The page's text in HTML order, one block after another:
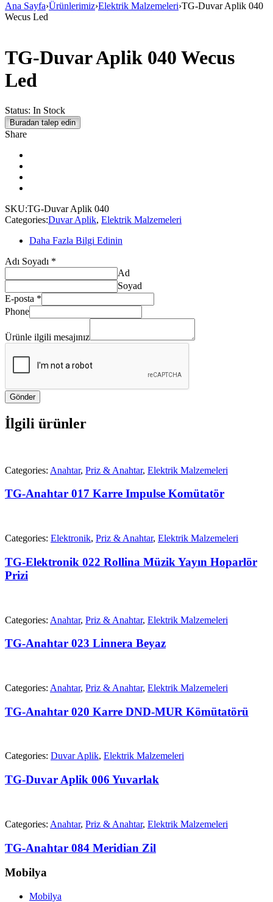
Ana Sayfa›Ürünlerimiz›Elektrik Malzemeleri›TG-Duvar Aplik 040
Wecus Led
TG-Duvar Aplik 040 Wecus
Led
Status: In Stock
Buradan talep edin
Share
SKU:TG-Duvar Aplik 040
Categories:Duvar Aplik, Elektrik Malzemeleri
Daha Fazla Bilgi Edinin
Ürünle
posta
mesajınız
Adı Soyadı *
Ad
Soyad
E-posta *
Phone
Ürünle ilgili mesajınız
Gönder
İlgili ürünler
Categories: Anahtar, Priz & Anahtar, Elektrik Malzemeleri
TG-Anahtar 017 Karre Impulse Komütatör
Categories: Elektronik, Priz & Anahtar, Elektrik Malzemeleri
TG-Elektronik 022 Rollina Müzik Yayın Hoparlör
Prizi
Categories: Anahtar, Priz & Anahtar, Elektrik Malzemeleri
TG-Anahtar 023 Linnera Beyaz
Categories: Anahtar, Priz & Anahtar, Elektrik Malzemeleri
TG-Anahtar 020 Karre DND-MUR Kömütatörü
Categories: Duvar Aplik, Elektrik Malzemeleri
TG-Duvar Aplik 006 Yuvarlak
Categories: Anahtar, Priz & Anahtar, Elektrik Malzemeleri
TG-Anahtar 084 Meridian Zil
Mobilya
Mobilya